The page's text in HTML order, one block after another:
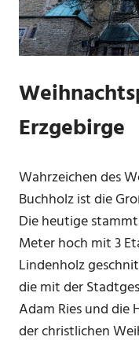
Erzgebirge
Wahrzeichen des
Buchholz ist die
Die heutige stammt
Meter hoch mit 3
Lindenholz
die mit der
Adam Ries und die
der christlichen